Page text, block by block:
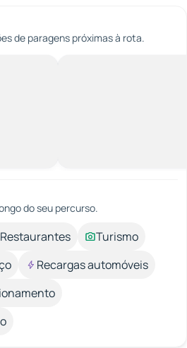
de paragens próximas à rota.
do seu percurso.
Restaurantes
Turismo
Recargas automóveis